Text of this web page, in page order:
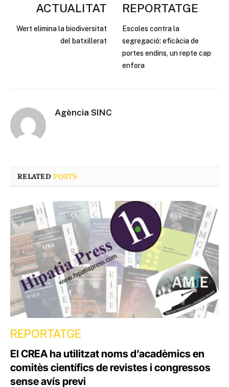
ACTUALITAT
Wert elimina la biodiversitat
del batxillerat
REPORTATGE
Escoles contra la
segregació: eficàcia de
portes endins, un repte cap
enfora
Agència SINC
RELATEDPOSTS
REPORTATGE
El CREA ha utilitzat noms d’acadèmics en
comitès científics de revistes i congressos
sense avís previ